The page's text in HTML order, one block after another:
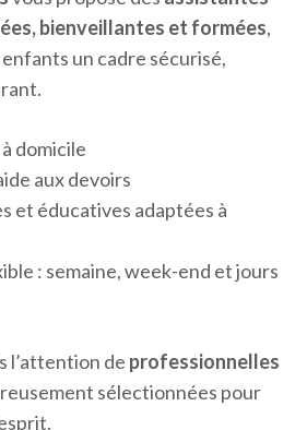
bienveillantes et formées,
un cadre sécurisé,
domicile
aux devoirs
et éducatives adaptées à
: semaine, week-end et jours
l’attention de professionnelles
sélectionnées pour